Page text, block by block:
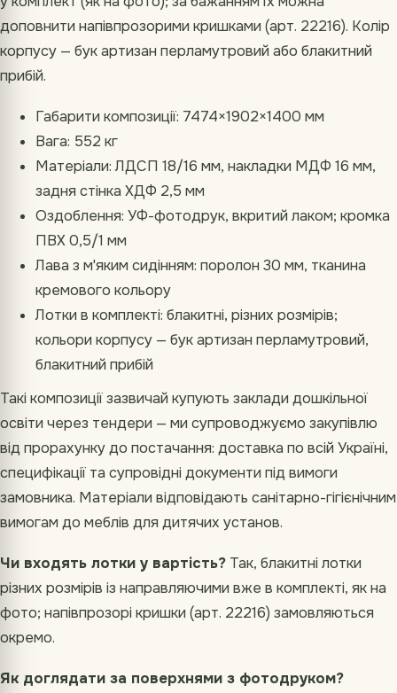
доповнити напівпрозорими кришками (арт. 22216). Колір
корпусу — бук артизан перламутровий або блакитний
прибій.
Габарити композиції: 7474×1902×1400 мм
Вага: 552 кг
Матеріали: ЛДСП 18/16 мм, накладки МДФ 16 мм,
задня стінка ХДФ 2,5 мм
Оздоблення: УФ-фотодрук, вкритий лаком; кромка
ПВХ 0,5/1 мм
Лава з м'яким сидінням: поролон 30 мм, тканина
кремового кольору
Лотки в комплекті: блакитні, різних розмірів;
кольори корпусу — бук артизан перламутровий,
блакитний прибій
Такі композиції зазвичай купують заклади дошкільної
освіти через тендери — ми супроводжуємо закупівлю
від прорахунку до постачання: доставка по всій Україні,
специфікації та супровідні документи під вимоги
замовника. Матеріали відповідають санітарно-гігієнічним
вимогам до меблів для дитячих установ.
Чи входять лотки у вартість? Так, блакитні лотки
різних розмірів із направляючими вже в комплекті, як на
фото; напівпрозорі кришки (арт. 22216) замовляються
окремо.
Як доглядати за поверхнями з фотодруком?